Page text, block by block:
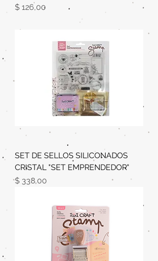
Precio
$ 126,00
SET DE SELLOS SILICONADOS
CRISTAL "SET EMPRENDEDOR"
Precio
$ 338,00